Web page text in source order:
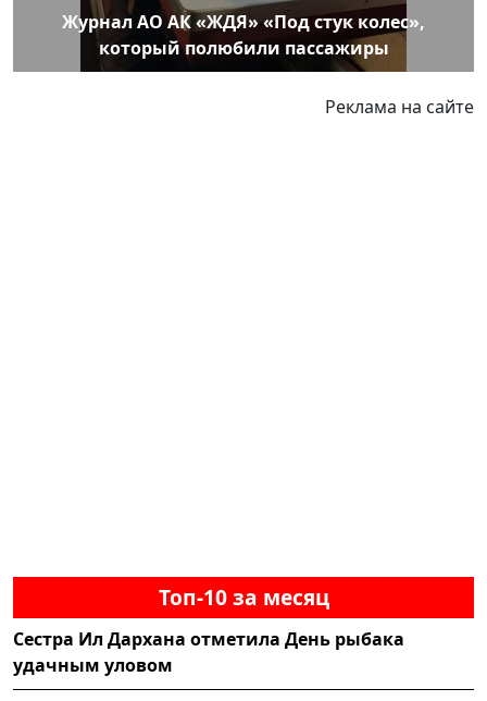
Журнал АО АК «ЖДЯ» «Под стук колес»,
который полюбили пассажиры
Реклама на сайте
Топ-10 за месяц
Сестра Ил Дархана отметила День рыбака
удачным уловом